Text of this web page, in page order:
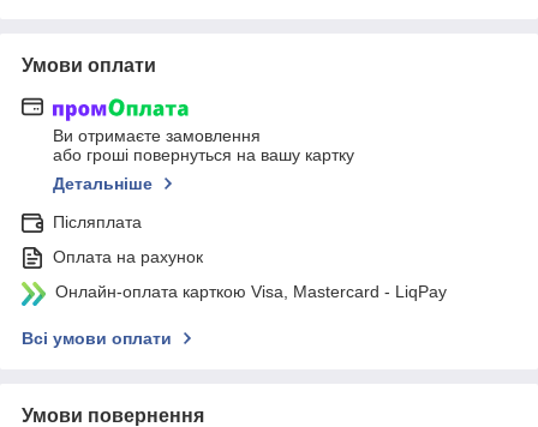
Умови оплати
Ви отримаєте замовлення
або гроші повернуться на вашу картку
Детальніше
Післяплата
Оплата на рахунок
Онлайн-оплата карткою Visa, Mastercard - LiqPay
Всі умови оплати
Умови повернення